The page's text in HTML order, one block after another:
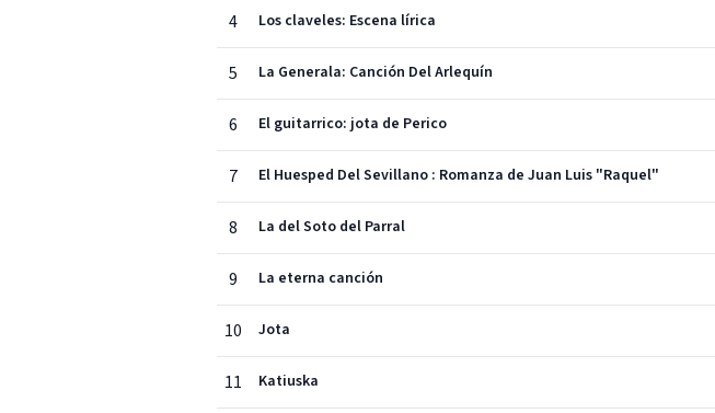
4 Los claveles: Escena lírica
5 La Generala: Canción Del Arlequín
6 El guitarrico: jota de Perico
7 El Huesped Del Sevillano : Romanza de Juan Luis "Raquel"
8 La del Soto del Parral
9 La eterna canción
10 Jota
11 Katiuska